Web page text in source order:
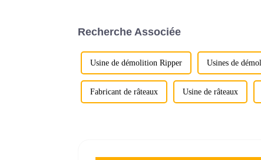
Recherche Associée
Usine de démolition Ripper Usines de
Fabricant de râteaux Usine de râteaux